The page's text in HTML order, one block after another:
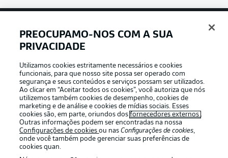
Football as it’s meant to be
APLICATIVO DA BUNDESLIGA
Oferecido por
PREOCUPAMO-NOS COM A SUA
PRIVACIDADE
Utilizamos cookies estritamente necessários e cookies
funcionais, para que nosso site possa ser operado com
segurança e seus conteúdos e serviços possam ser utilizados.
Ao clicar em “Aceitar todos os cookies”, você autoriza que nós
utilizemos também cookies de desempenho, cookies de
marketing e de análise e cookies de mídias sociais. Esses
cookies são, em parte, oriundos dosfornecedores externos .
Outras informações podem ser encontradas na nossa
Configurações de cookiesou nasConfigurações de cookies,
onde você também pode gerenciar suas preferências de
cookies quan.